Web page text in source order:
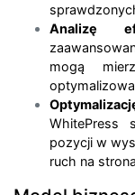
Analizę
mogą
WhitePress
pozycji w
ruch na